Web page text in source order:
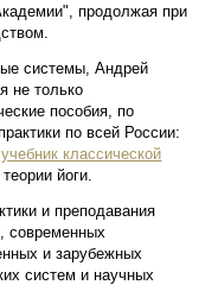
продолжая при
системы, Андрей
не только
пособия, по
по всей России:
,учебник классической
йоги.
и преподавания
современных
и зарубежных
систем и научных